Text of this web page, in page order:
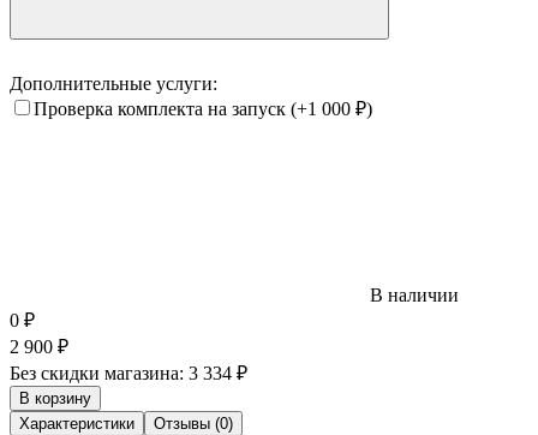
Дополнительные услуги:
Проверка комплекта на запуск (+1 000 ₽)
В наличии
0 ₽
2 900 ₽
Без скидки магазина: 3 334 ₽
В корзину
Характеристики
Отзывы (0)